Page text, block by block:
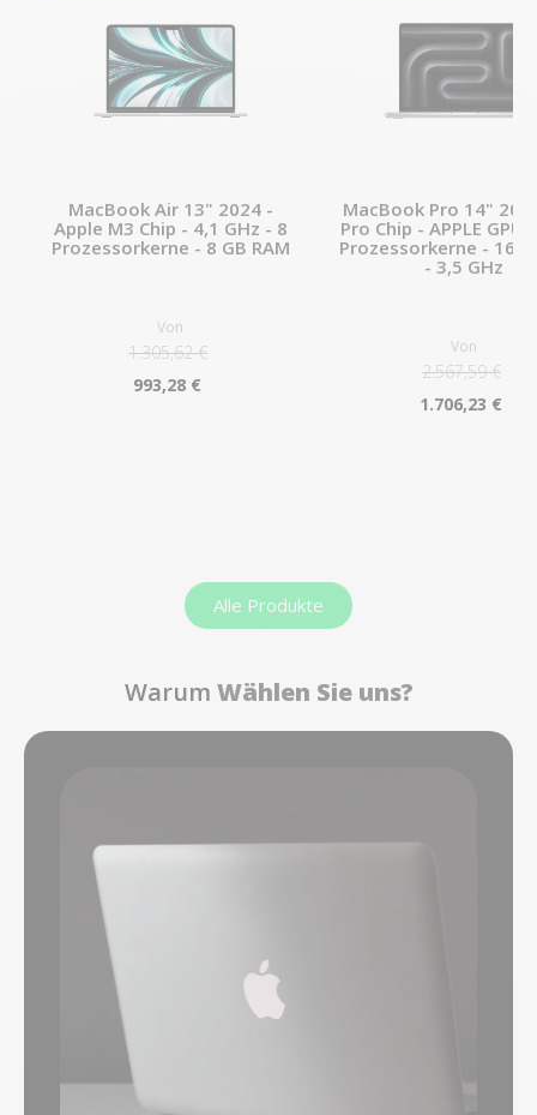
MacBook Air 13" 2024 -
Apple M3 Chip - 4,1 GHz - 8
Prozessorkerne - 8 GB RAM
Von
1.305,62 €
993,28 €
MacBook Pro 14"
Pro Chip - APPLE GPU
Prozessorkerne - 16
- 3,5 GHz
Von
2.567,59 €
1.706,23 €
Alle Produkte
Warum Wählen Sie uns?